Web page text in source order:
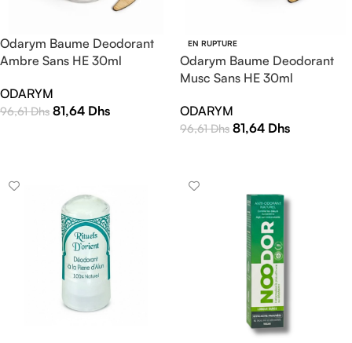
Odarym Baume Deodorant
Ambre Sans HE 30ml
ODARYM
96,61Dhs 81,64 Dhs
EN RUPTURE
Odarym Baume Deodorant
Musc Sans HE 30ml
ODARYM
96,61Dhs 81,64 Dhs